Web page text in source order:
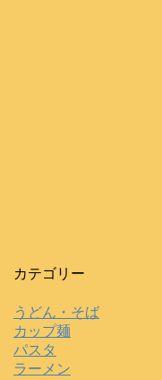
カテゴリー
うどん・そば
カップ麺
パスタ
ラーメン